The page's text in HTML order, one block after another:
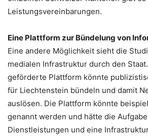
Leistungsvereinbarungen.
Eine Plattform zur Bündelung von
Eine andere Möglichkeit sieht die
medialen Infrastruktur durch den
geförderte Plattform könnte
für Liechtenstein bündeln und damit
auslösen. Die Plattform könnte
genannt werden und hätte die
Dienstleistungen und eine